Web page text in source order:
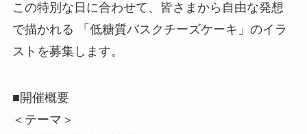
この特別な日に合わせて、皆さまから自由な発想
で描かれる 「低糖質バスクチーズケーキ」のイラ
ストを募集します。
■開催概要
＜テーマ＞